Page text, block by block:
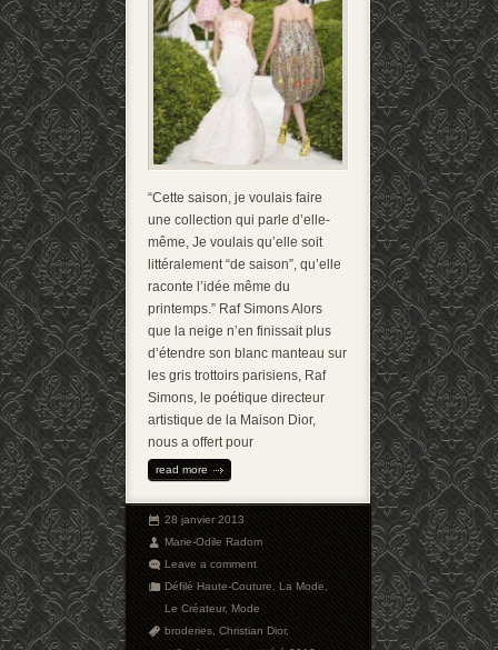
“Cette saison, je voulais faire
une collection qui parle d’elle-
même, Je voulais qu’elle soit
littéralement “de saison”, qu’elle
raconte l’idée même du
printemps.” Raf Simons Alors
que la neige n’en finissait plus
d’étendre son blanc manteau sur
les gris trottoirs parisiens, Raf
Simons, le poétique directeur
artistique de la Maison Dior,
nous a offert pour
read more
28 janvier 2013
Marie-Odile Radom
Leave a comment
Défilé Haute-Couture,La Mode,
Le Créateur,Mode
broderies,Christian Dior,